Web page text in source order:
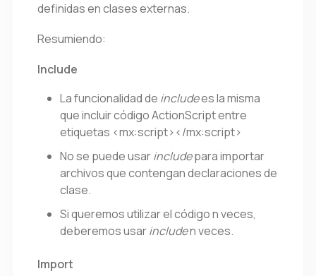
definidas en clases externas.
Resumiendo:
Include
La funcionalidad de includees la misma
que incluir código ActionScript entre
etiquetas <mx:script></mx:script>
No se puede usarincludepara importar
archivos que contengan declaraciones de
clase.
Si queremos utilizar el código n veces,
deberemos usarincluden veces.
Import